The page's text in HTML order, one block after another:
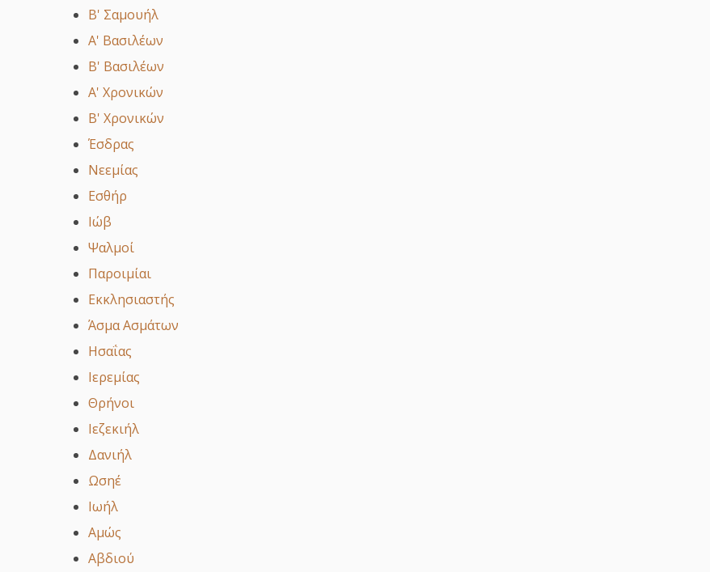
Β' Σαμουήλ
Α' Βασιλέων
Β' Βασιλέων
Α' Χρονικών
Β' Χρονικών
Έσδρας
Νεεμίας
Εσθήρ
Ιώβ
Ψαλμοί
Παροιμίαι
Εκκλησιαστής
Άσμα Ασμάτων
Ησαΐας
Ιερεμίας
Θρήνοι
Ιεζεκιήλ
Δανιήλ
Ωσηέ
Ιωήλ
Αμώς
Αβδιού